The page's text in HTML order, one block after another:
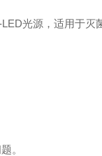
光源，适用于灭
。